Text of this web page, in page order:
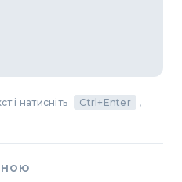
і натисніть Ctrl+Enter
,